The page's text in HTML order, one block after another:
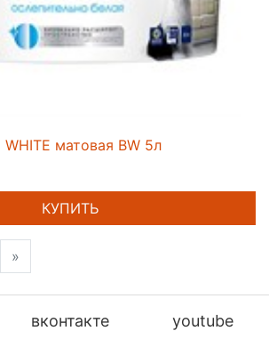
матовая BW 5л
КУПИТЬ
»
вконтакте youtube